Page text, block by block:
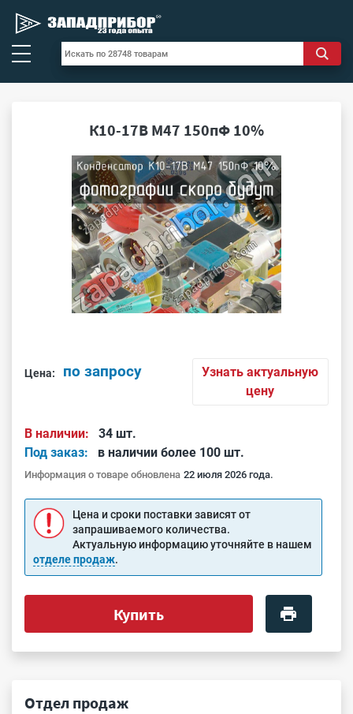
К10-17В М47 150пФ 10%
Цена: по запросу
Узнать актуальную
цену
В наличии:
34 шт.
Под заказ:
в наличии более 100 шт.
Информация о товаре обновлена 22 июля 2026 года.
Цена и сроки поставки зависят от
запрашиваемого количества.
Актуальную информацию уточняйте в нашем
отделе продаж.
Купить
Отдел продаж